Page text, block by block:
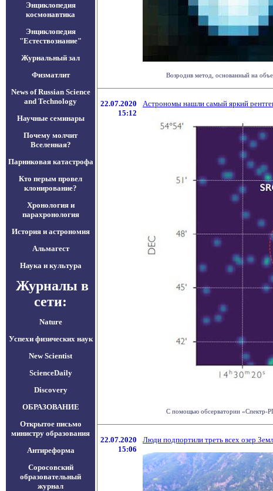
Энциклопедия
космонавтика
Энциклопедия
"Естествознание"
Журнальный зал
Физматлит
News of Russian Science
and Technology
Научные семинары
Почему молчит
Вселенная?
Парниковая катастрофа
Кто перым провел
клонирование?
Хронология и
парахронология
История и астрономия
Альмагест
Наука и культура
Журналы в
сети:
Nature
Успехи физических наук
New Scientist
ScienceDaily
Discovery
ОБРАЗОВАНИЕ
Открытое письмо
министру образования
Антиреформа
Соросовский
образовательный
журнал
Возродив метод, основанный на
22.07.2020
15:12
Астрономы нашли самый яркий
С помощью обсерватории «Спектр-
22.07.2020
15:06
Люди подпортили треть всех озер